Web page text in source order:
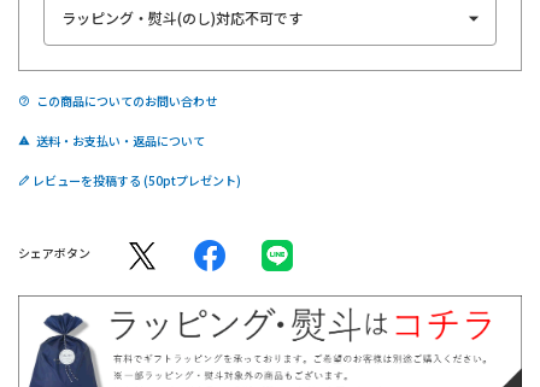
この商品についてのお問い合わせ
送料・お支払い・返品について
レビューを投稿する
シェアボタン